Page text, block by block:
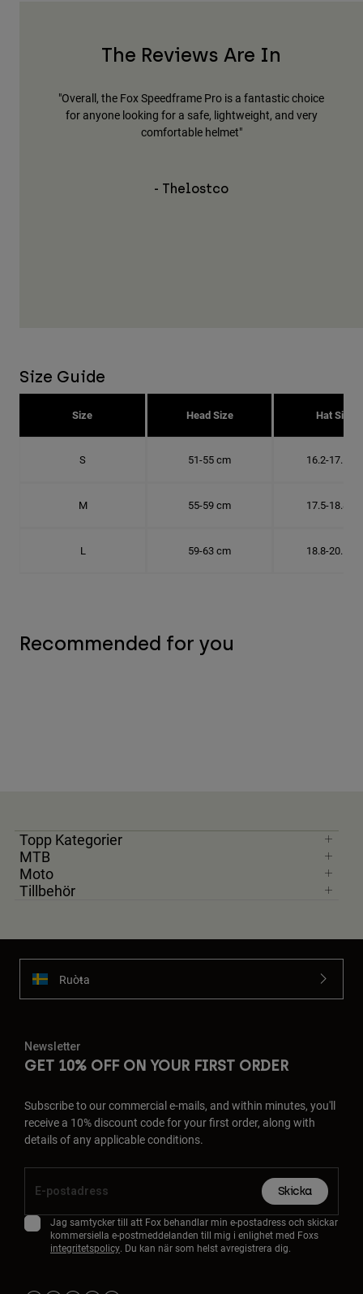
The Reviews Are In
"Overall, the Fox Speedframe Pro is a fantastic choice
for anyone looking for a safe, lightweight, and very
comfortable helmet"
- Thelostco
Size Guide
Size Head Size Hat Size
S 51-55 cm 16.2-17.5
M 55-59 cm 17.5-18.8
L 59-63 cm 18.8-20.1
Recommended for you
Topp Kategorier
MTB
Moto
Tillbehör
Ruoŧŧa
Newsletter
GET 10% OFF ON YOUR FIRST ORDER
Subscribe to our commercial e-mails, and within minutes, you'll
receive a 10% discount code for your first order, along with
details of any applicable conditions.
Skicka
Jag samtycker till att Fox behandlar min e-postadress och skickar
kommersiella e-postmeddelanden till mig i enlighet med Foxs
integritetspolicy. Du kan när som helst avregistrera dig.